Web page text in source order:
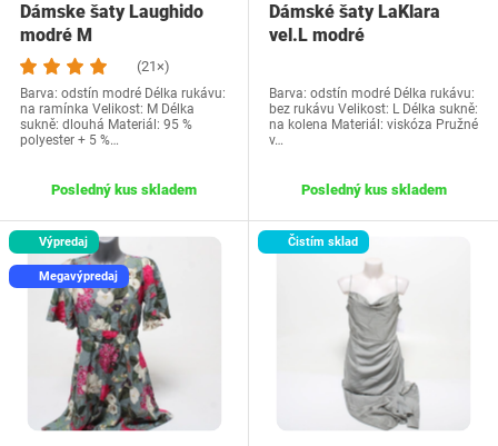
Dámske šaty Laughido
modré M
(21×)
Barva: odstín modré Délka rukávu:
na ramínka Velikost: M Délka
sukně: dlouhá Materiál: 95 %
polyester + 5 %…
Posledný kus skladem
Dámské šaty LaKlara
vel.L modré
Barva: odstín modré Délka rukávu:
bez rukávu Velikost: L Délka sukně:
na kolena Materiál: viskóza Pružné
v…
Posledný kus skladem
Výpredaj
Megavýpredaj
Čistím sklad